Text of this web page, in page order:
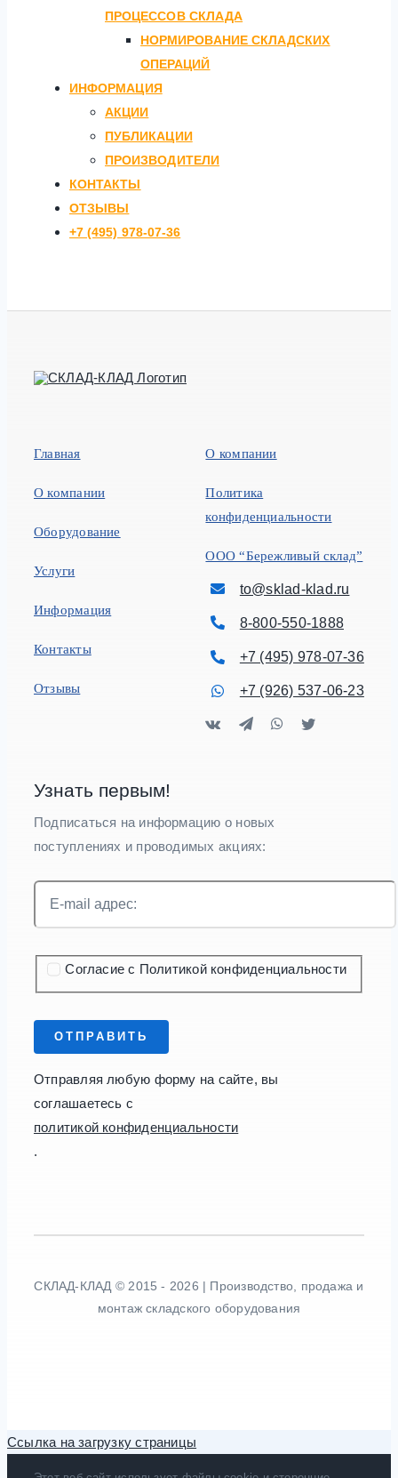
ПРОЦЕССОВ СКЛАДА
НОРМИРОВАНИЕ СКЛАДСКИХ
ОПЕРАЦИЙ
ИНФОРМАЦИЯ
АКЦИИ
ПУБЛИКАЦИИ
ПРОИЗВОДИТЕЛИ
КОНТАКТЫ
ОТЗЫВЫ
+7 (495) 978-07-36
Главная
О компании
Оборудование
Услуги
Информация
Контакты
Отзывы
О компании
Политика
конфиденциальности
ООО “Бережливый склад”
to@sklad-klad.ru
8-800-550-1888
+7 (495) 978-07-36
+7 (926) 537-06-23
Узнать первым!
Подписаться на информацию о новых
поступлениях и проводимых акциях:
Согласие с Политикой конфиденциальности
ОТПРАВИТЬ
Отправляя любую форму на сайте, вы
соглашаетесь с
политикой конфиденциальности
.
СКЛАД-КЛАД © 2015 - 2026 | Производство, продажа и
монтаж складского оборудования
Ссылка на загрузку страницы